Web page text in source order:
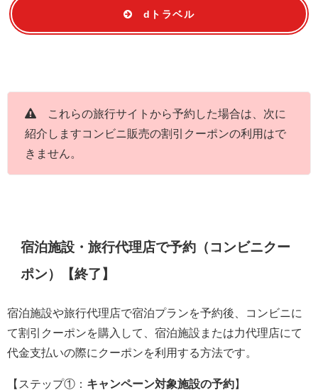
dトラベル
これらの旅行サイトから予約した場合は、次に
紹介しますコンビニ販売の割引クーポンの利用はで
きません。
宿泊施設・旅行代理店で予約（コンビニクー
ポン）【終了】
宿泊施設や旅行代理店で宿泊プランを予約後、コンビニに
て割引クーポンを購入して、宿泊施設または力代理店にて
代金支払いの際にクーポンを利用する方法です。
【ステップ①： キャンペーン対象施設の予約】